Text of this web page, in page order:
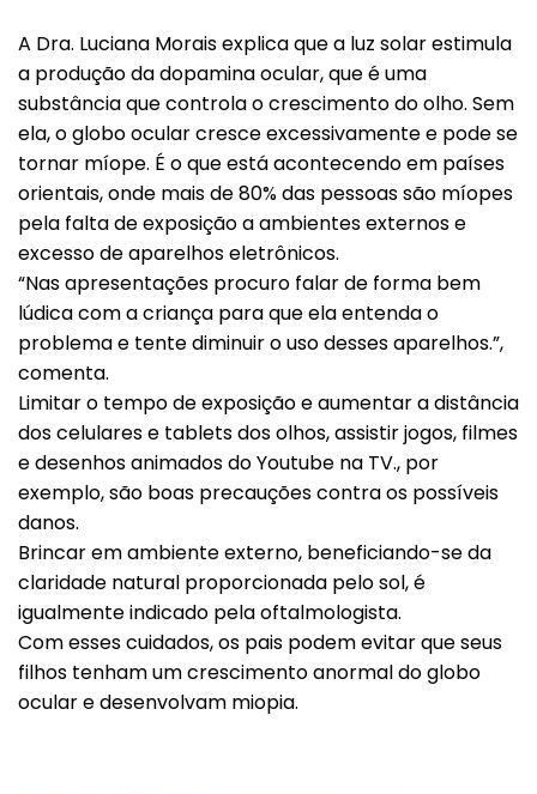
A Dra. Luciana Morais explica que a luz solar estimula
a produção da dopamina ocular, que é uma
substância que controla o crescimento do olho. Sem
ela, o globo ocular cresce excessivamente e pode se
tornar míope. É o que está acontecendo em países
orientais, onde mais de 80% das pessoas são míopes
pela falta de exposição a ambientes externos e
excesso de aparelhos eletrônicos.
“Nas apresentações procuro falar de forma bem
lúdica com a criança para que ela entenda o
problema e tente diminuir o uso desses aparelhos.”,
comenta.
Limitar o tempo de exposição e aumentar a distância
dos celulares e tablets dos olhos, assistir jogos, filmes
e desenhos animados do Youtube na TV., por
exemplo, são boas precauções contra os possíveis
danos.
Brincar em ambiente externo, beneficiando-se da
claridade natural proporcionada pelo sol, é
igualmente indicado pela oftalmologista.
Com esses cuidados, os pais podem evitar que seus
filhos tenham um crescimento anormal do globo
ocular e desenvolvam miopia.